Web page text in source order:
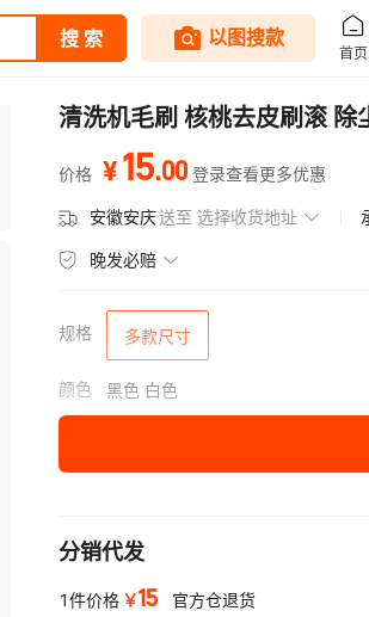
清洗机毛刷 核桃去皮刷滚
价格 ¥15.00 登录查看更多优惠
安徽安庆送至 选择收货地址
晚发必赔
规格 多款尺寸
颜色 黑色 白色
分销代发
1件价格 ￥15 官方仓退货